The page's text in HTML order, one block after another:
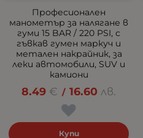
Професионален
манометър за налягане в
гуми 15 BAR / 220 PSI, с
гъвкав гумен маркуч и
метален накрайник, за
леки автомобили, SUV и
камиони
8.49 € / 16.60 лв.
Купи